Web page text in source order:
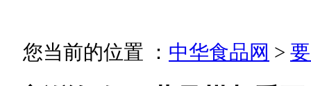
您当前的位置 ： 中华食品网 >